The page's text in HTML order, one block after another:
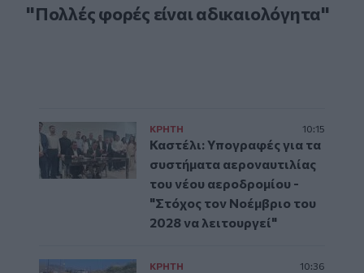
"Πολλές φορές είναι αδικαιολόγητα"
ΚΡΗΤΗ 10:15
Καστέλι: Υπογραφές για τα
συστήματα αεροναυτιλίας
του νέου αεροδρομίου -
"Στόχος τον Νοέμβριο του
2028 να λειτουργεί"
ΚΡΗΤΗ 10:36